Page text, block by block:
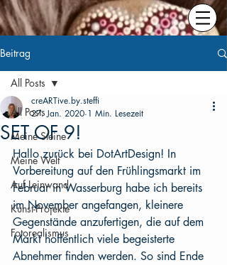
Beitrag
All Posts
Meine Steine
Meine Welt
Auf Leinwand
Kunst-Projekte
Fotorealismus
All Posts
SET OF 9!
creARTive.by.steffi
27. Jan. 2020 1 Min. Lesezeit
Hallo zurück bei DotArtDesign! In
Vorbereitung auf den Frühlingsmarkt im
Februar in Wasserburg habe ich bereits
im November angefangen, kleinere
Gegenstände anzufertigen, die auf dem
Markt hoffentlich viele begeisterte
Abnehmer finden werden. So sind Ende